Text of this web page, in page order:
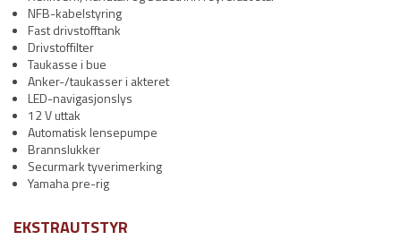
NFB-kabelstyring
Fast drivstofftank
Drivstoffilter
Taukasse i bue
Anker-/taukasser i akteret
LED-navigasjonslys
12 V uttak
Automatisk lensepumpe
Brannslukker
Securmark tyverimerking
Yamaha pre-rig
EKSTRAUTSTYR